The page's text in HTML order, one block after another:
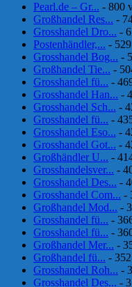
Pearl.de – Gr... - 800
Großhandel Res... -
Grosshandel Dro... -
Postenhändler,... -
Grosshandel Bog... -
Großhandel Tie... -
Grosshandel fü... -
Grosshandel Han... -
Grosshandel Sch... -
Grosshandel fü... -
Grosshandel Eso... -
Grosshandel Got... -
Großhändler U... -
Grosshandelsver... -
Grosshandel Des... -
Grosshandel Com... -
Großhandel Mod... -
Grosshandel fü... -
Grosshandel fü... -
Großhandel Mer... -
Großhandel fü... -
Grosshandel Roh... -
Grosshandel Des... -